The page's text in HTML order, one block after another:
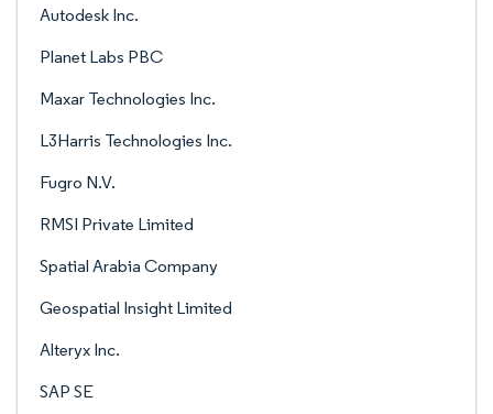
Autodesk Inc.
Planet Labs PBC
Maxar Technologies Inc.
L3Harris Technologies Inc.
Fugro N.V.
RMSI Private Limited
Spatial Arabia Company
Geospatial Insight Limited
Alteryx Inc.
SAP SE